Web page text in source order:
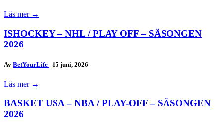
Läs mer →
ISHOCKEY – NHL / PLAY OFF – SÄSONGEN
2026
Av BetYourLife | 15 juni, 2026
Läs mer →
BASKET USA – NBA / PLAY-OFF – SÄSONGEN
2026